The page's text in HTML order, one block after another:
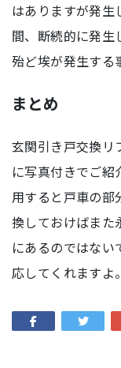
はありますが発生
間、断続的に発生
殆ど埃が発生する
まとめ
玄関引き戸交換リ
に写真付きでご
用すると戸車の部
換しておけばまた
にあるのではな
応してくれますよ。